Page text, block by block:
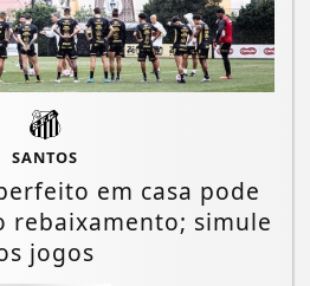
SANTOS
em casa pode
rebaixamento; simule
jogos